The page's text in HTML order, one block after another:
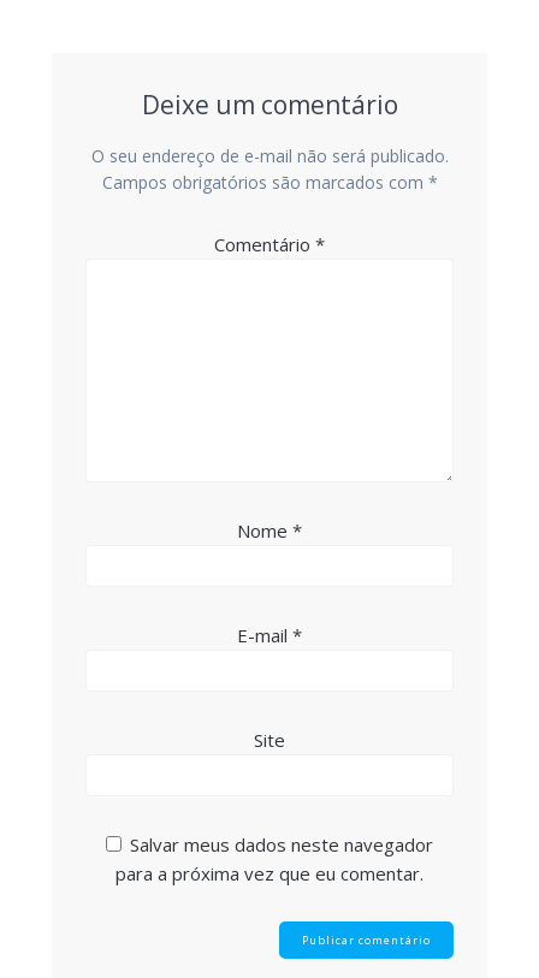
Deixe um comentário
O seu endereço de e-mail não será publicado.
Campos obrigatórios são marcados com *
Comentário *
Nome *
E-mail *
Site
Salvar meus dados neste navegador
para a próxima vez que eu comentar.